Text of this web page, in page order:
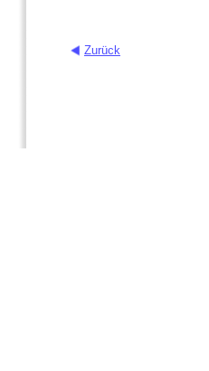
Zurück